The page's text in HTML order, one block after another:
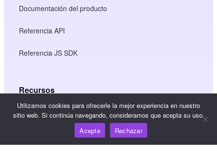
Documentación del producto
Referencia API
Referencia JS SDK
Recursos
Centro de conocimiento
Utilizamos cookies para ofrecerle la mejor experiencia en nuestro
sitio web. Si continúa navegando, consideramos que acepta su uso.
Acepte
Rechazar